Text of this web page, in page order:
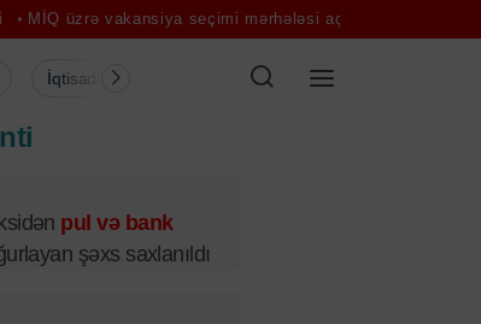
vakansiya seçimi mərhələsi açıldı Financial Times: Aİ-də
İqtisadiyyat Şou-biznes Müsahibə
pul və bank
şəxs saxlanıldı